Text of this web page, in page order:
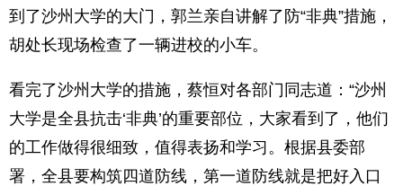
到了沙州大学的大门，郭兰亲自讲解了防“非典”措施，
胡处长现场检查了一辆进校的小车。
看完了沙州大学的措施，蔡恒对各部门同志道：“沙州
大学是全县抗击‘非典’的重要部位，大家看到了，他们
的工作做得很细致，值得表扬和学习。根据县委部
署，全县要构筑四道防线，第一道防线就是把好入口